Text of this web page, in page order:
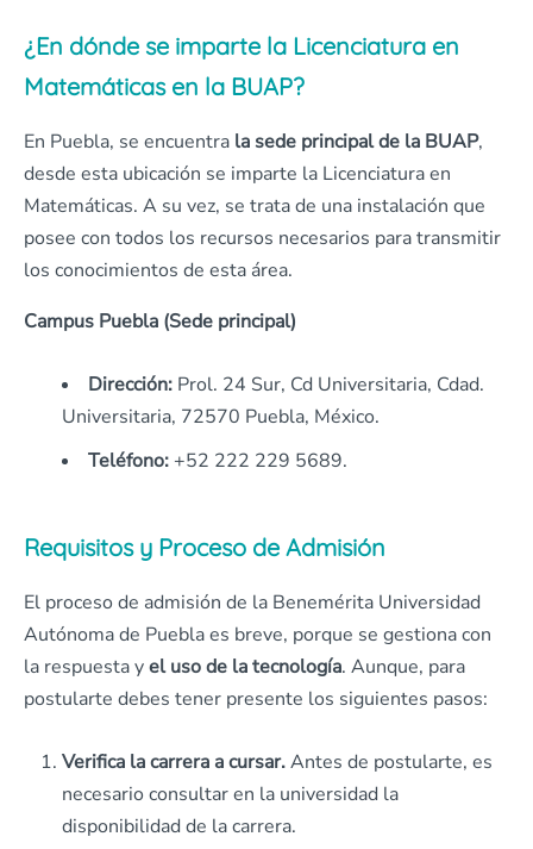
¿En dónde se imparte la Licenciatura en
Matemáticas en la BUAP?
En Puebla, se encuentra la sede principal de la BUAP,
desde esta ubicación se imparte la Licenciatura en
Matemáticas. A su vez, se trata de una instalación que
posee con todos los recursos necesarios para transmitir
los conocimientos de esta área.
Campus Puebla (Sede principal)
Dirección: Prol. 24 Sur, Cd Universitaria, Cdad.
Universitaria, 72570 Puebla, México.
Teléfono: +52 222 229 5689.
Requisitos y Proceso de Admisión
El proceso de admisión de la Benemérita Universidad
Autónoma de Puebla es breve, porque se gestiona con
la respuesta yel uso de la tecnología. Aunque, para
postularte debes tener presente los siguientes pasos:
Verifica la carrera a cursar.Antes de postularte, es
necesario consultar en la universidad la
disponibilidad de la carrera.